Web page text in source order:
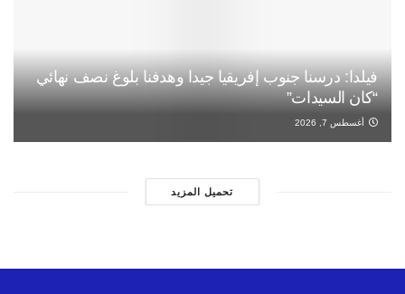
فيلدا: درسنا جنوب إفريقيا جيدا وهدفنا بلوغ نصف نهائي
“كان السيدات”
أغسطس 7, 2026
تحميل المزيد